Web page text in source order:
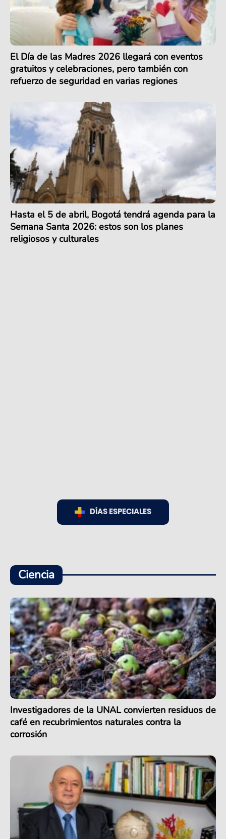
El Día de las Madres 2026 llegará con eventos
gratuitos y celebraciones, pero también con
refuerzo de seguridad en varias regiones
Hasta el 5 de abril, Bogotá tendrá agenda para la
Semana Santa 2026: estos son los planes
religiosos y culturales
DÍAS ESPECIALES
Ciencia
Investigadores de la UNAL convierten residuos de
café en recubrimientos naturales contra la
corrosión